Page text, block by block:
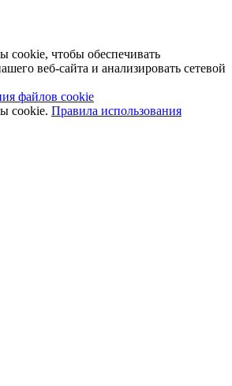
cookie, чтобы обеспечивать
веб-сайта и анализировать сетевой
файлов cookie
cookie. Правила использования